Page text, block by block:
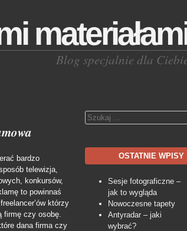
Blog specjalnie dla
bardzo
telewizja,
konkursów,
to powinnaś
którzy
firmę czy osobę.
dana firma czy
Szukaj
OSTATNIE WPISY
Sesje fotograficzne –
jak to wygląda
Nowoczesne tapety
Antyradar – jaki
wybrać?